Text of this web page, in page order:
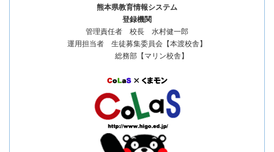
熊本県教育情報システム
登録機関
管理責任者 校長 水村健一郎
運用担当者 生徒募集委員会【本渡校舎】
総務部【マリン校舎】